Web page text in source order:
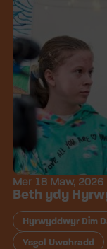
Mer 18 Maw, 2026
Beth ydy
Hyrwyddwyr Dim
Ysgol Uwchradd